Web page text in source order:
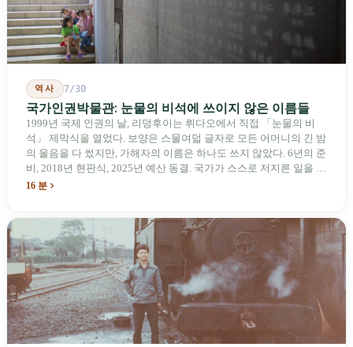
역사 7/30
국가인권박물관: 눈물의 비석에 쓰이지 않은 이름들
1999년 국제 인권의 날, 리덩후이는 뤼다오에서 직접 「눈물의 비
석」 제막식을 열었다. 보양은 스물여덟 글자로 모든 어머니의 긴 밤
의 울음을 다 썼지만, 가해자의 이름은 하나도 쓰지 않았다. 6년의 준
비, 2018년 현판식, 2025년 예산 동결. 국가가 스스로 저지른 일을 기
념하기 위해 스스로 세운 박물관. 계엄 해제 39년 동안 사법 재판을
16 분